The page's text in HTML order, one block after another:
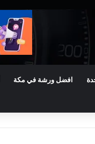
افضل ورشة في مكة